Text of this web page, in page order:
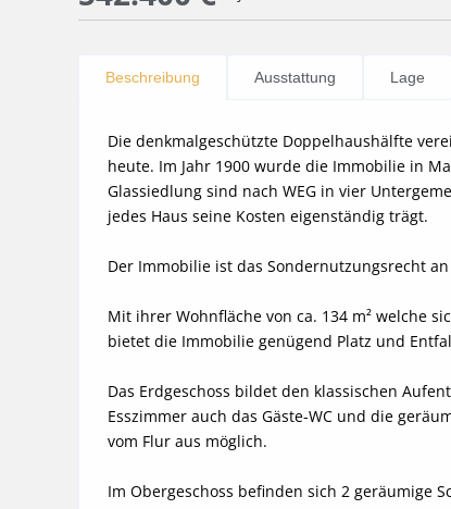
Beschreibung Ausstattung Lage
Die denkmalgeschützte Doppelhaushälfte
heute. Im Jahr 1900 wurde die Immobilie in
Glassiedlung sind nach WEG in vier
jedes Haus seine Kosten eigenständig trägt.
Der Immobilie ist das Sondernutzungsrecht
Mit ihrer Wohnfläche von ca. 134 m² welche
bietet die Immobilie genügend Platz und
Das Erdgeschoss bildet den klassischen
Esszimmer auch das Gäste-WC und die
vom Flur aus möglich.
Im Obergeschoss befinden sich 2 geräumige